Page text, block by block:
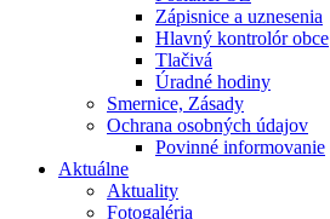
Zápisnice a uznesenia
Hlavný kontrolór obce
Tlačivá
Úradné hodiny
Smernice, Zásady
Ochrana osobných údajov
Povinné informovanie
Aktuálne
Aktuality
Fotogaléria